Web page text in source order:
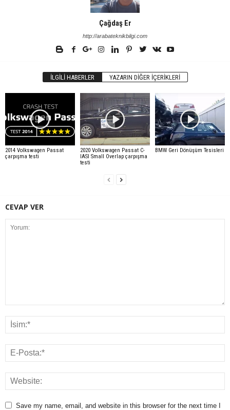
Çağdaş Er
http://arabateknikbilgi.com
İLGILI HABERLER YAZARIN DIĞER İÇERIKLERI
2014 Volkswagen Passat
çarpışma testi
2020 Volkswagen Passat C-
IASI Small Overlap çarpışma
testi
BMW Geri Dönüşüm Tesisleri
CEVAP VER
Save my name, email, and website in this browser for the next time I